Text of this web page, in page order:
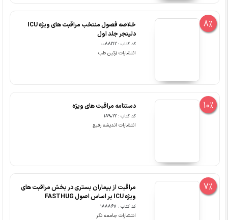
8%
خلاصه فصول منتخب مراقبت های ویژه ICU
دلینجر جلد اول
کد کتاب : 0088212
انتشارات آرتین طب
10% دستنامه مراقبت های ویژه
کد کتاب : 189022
انتشارات اندیشه رفیع
7%
مراقبت از بیماران بستری در بخش مراقبت های
ویژه ICU بر اساس اصول FASTHUG
کد کتاب : 188867
انتشارات جامعه نگر